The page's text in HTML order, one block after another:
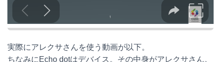
実際にアレクサさんを使う動画が以下。
ちなみにEcho dotはデバイス。その中身がアレクサさん。